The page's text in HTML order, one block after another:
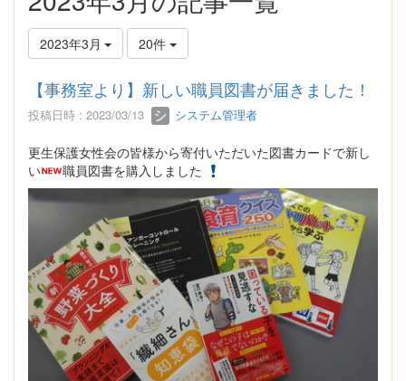
2023年3月 20件
【事務室より】新しい職員図書が届きました！
投稿日時 : 2023/03/13 システム管理者
更生保護女性会の皆様から寄付いただいた図書カードで新し
い
職員図書を購入しました